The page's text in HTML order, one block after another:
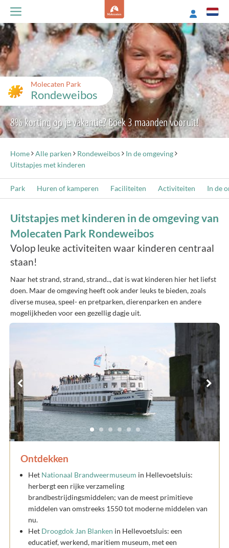
Molecaten Park
Rondeweibos
8% korting op je vakantie? Boek 3 maanden vooruit!
Home Alle parken Rondeweibos
In de omgeving
Uitstapjes met kinderen
Park Huren of kamperen Faciliteiten Activiteiten In de
Uitstapjes met kinderen in de omgeving van
Molecaten Park Rondeweibos
Volop leuke activiteiten waar kinderen centraal
staan!
Naar het strand, strand, strand.., dat is wat kinderen hier het liefst
doen. Maar de omgeving heeft ook ander leuks te bieden, zoals
diverse musea, speel- en pretparken, dierenparken en andere
mogelijkheden voor een gezellig dagje uit.
Ontdekken
Het Nationaal Brandweermuseum in Hellevoetsluis:
herbergt een rijke verzameling
brandbestrijdingsmiddelen; van de meest primitieve
middelen van omstreeks 1550 tot moderne middelen van
nu.
Het Droogdok Jan Blanken in Hellevoetsluis: een
educatief, werkend, maritiem museum, met een